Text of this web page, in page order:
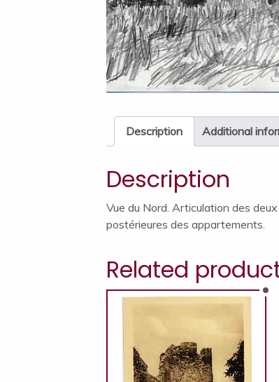
Description Additional
Description
Vue du Nord. Articulation des
postérieures des appartements.
Related